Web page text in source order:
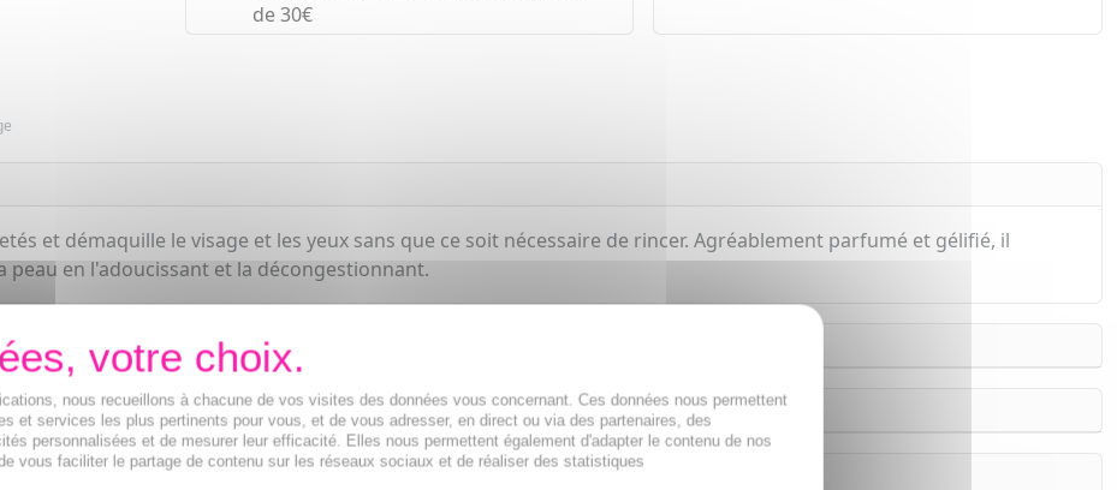
de 30€
et démaquille le visage et les yeux sans que ce soit nécessaire de rincer. Agréablement parfumé et gélifié, il
en l'adoucissant et la décongestionnant.
nous recueillons à chacune de vos visites des données vous concernant. Ces données nous permettent
et services les plus pertinents pour vous, et de vous adresser, en direct ou via des partenaires, des
personnalisées et de mesurer leur efficacité. Elles nous permettent également d'adapter le contenu de nos
vous faciliter le partage de contenu sur les réseaux sociaux et de réaliser des statistiques